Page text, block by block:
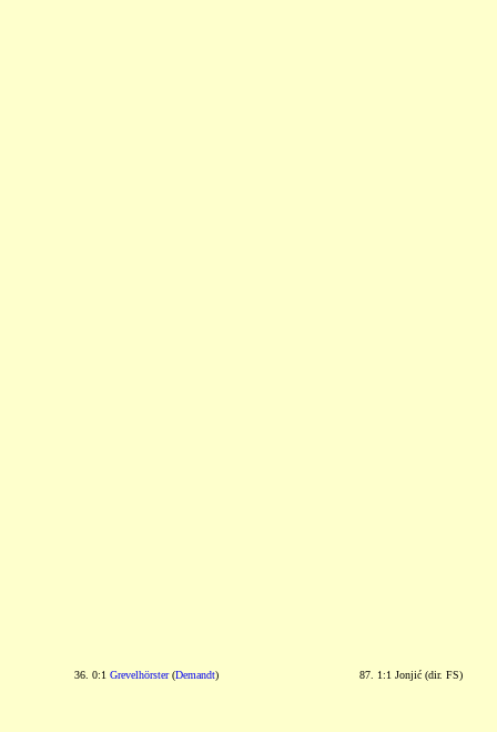
36. 0:1 Grevelhörster(Demandt) 87. 1:1 Jonjić (dir. FS)